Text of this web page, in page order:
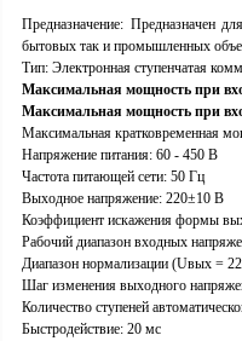
Предназначение: Предназначен
бытовых так и промышленных
Тип: Электронная ступенчатая
Максимальная мощность при
Максимальная мощность при
Максимальная кратковременная
Напряжение питания: 60 - 450 В
Частота питающей сети: 50 Гц
Выходное напряжение: 220±10 В
Коэффициент искажения формы
Рабочий диапазон входных
Диапазон нормализации (Uвых =
Шаг изменения выходного
Количество ступеней
Быстродействие: 20 мс